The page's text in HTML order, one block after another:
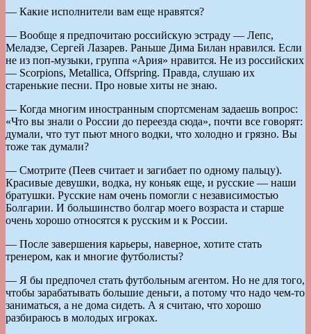
— Какие исполнители вам еще нравятся?
— Вообще я предпочитаю российскую эстраду — Лепс,
Меладзе, Сергей Лазарев. Раньше Дима Билан нравился. Если
не из поп-музыки, группа «Ария» нравится. Не из российских
— Scorpions, Metallica, Offspring. Правда, слушаю их
старенькие песни. Про новые хиты не знаю.
— Когда многим иностранным спортсменам задаешь вопрос:
«Что вы знали о России до переезда сюда», почти все говорят:
думали, что тут пьют много водки, что холодно и грязно. Вы
тоже так думали?
— Смотрите (Пеев считает и загибает по одному пальцу).
Красивые девушки, водка, ну коньяк еще, и русские — наши
братушки. Русские нам очень помогли с независимостью
Болгарии. И большинство болгар моего возраста и старше
очень хорошо относятся к русским и к России.
— После завершения карьеры, наверное, хотите стать
тренером, как и многие футболисты?
— Я бы предпочел стать футбольным агентом. Но не для того,
чтобы зарабатывать большие деньги, а потому что надо чем-то
заниматься, а не дома сидеть. А я считаю, что хорошо
разбираюсь в молодых игроках.